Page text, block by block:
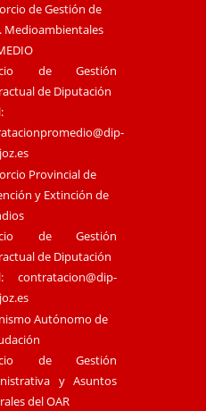
de Gestión de
Medioambientales
de Gestión
de Diputación
Provincial de
y Extinción de
de Gestión
de Diputación
contratacion@dip-
Autónomo de
de Gestión
y Asuntos
del OAR